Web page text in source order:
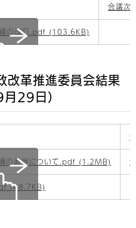
会議
の改訂.pdf (103.6KB)
改革推進委員会結果
月29日）
の進捗について.pdf (1.2MB)
(48.7KB)